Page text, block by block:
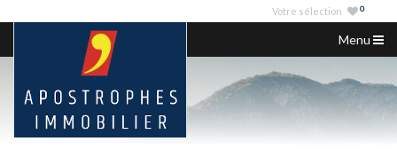
Votre sélection 0
Menu
NOS ANNONCES